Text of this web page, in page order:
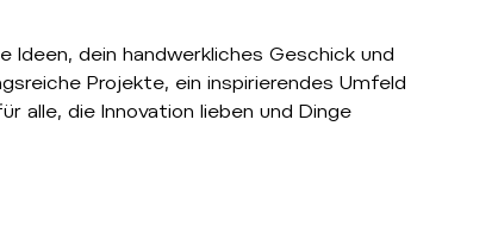
dein handwerkliches Geschick und
Projekte, ein inspirierendes Umfeld
alle, die Innovation lieben und Dinge